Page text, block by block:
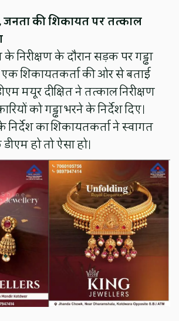
जनता की शिकायत पर तत्काल
के निरीक्षण के दौरान सड़क पर गड्ढा
शिकायतकर्ता की ओर से बताई
मयूर दीक्षित ने तत्काल निरीक्षण
को गड्ढा भरने के निर्देश दिए।
निर्देश का शिकायतकर्ता ने स्वागत
हो तो ऐसा हो।